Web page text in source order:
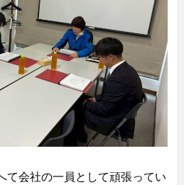
て会社の一員として頑張ってい